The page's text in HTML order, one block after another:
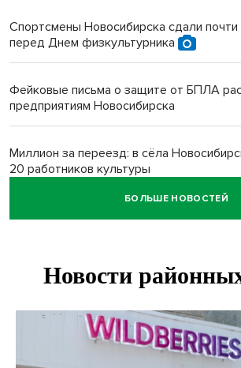
Спортсмены Новосибирска сдали почти
перед Днем физкультурника
Фейковые письма о защите от БПЛА
предприятиям Новосибирска
Миллион за переезд: в сёла
20 работников культуры
О похолодании в августе-2026
В Новосибирске минтранс наказал 8
Андрей Травников поблагодарил
строителей за вклад в развитие региона
БОЛЬШЕ НОВОСТЕЙ